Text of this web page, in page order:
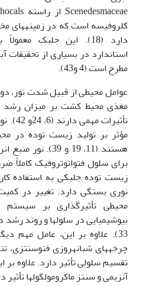
کلروفیسه است که در زمینه­های
دارد (18). این جلبک
استاندارد در بسیاری از تحقیقات
مطرح است (4 و43).
عوامل محیطی از قبیل شدت نور،
مغذی محیط کشت بر میزان رشد
مؤثر بر تولید زیست توده در
هستند (11، 19 و
برای سلول فتواتوتروفیک کاملاً
زیست توده جلبکی به استفاده
نوری بستگی دارد. تغییر در
محیطی تأثیرگذاری بر سیستم
33). علاوه بر این، عامل مهم
چرخه­های شبانه­روزی فتوسنتزی،
تقسیم سلولی تأثیر دارد. علاوه بر
آنزیمی و سنتز ماکرومولکول­ها تأثیر دارد (10،